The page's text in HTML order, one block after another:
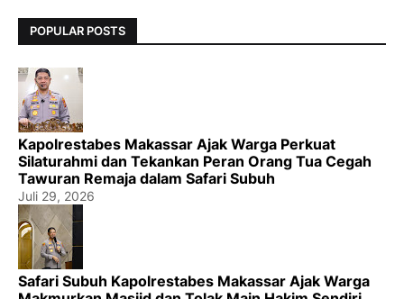
POPULAR POSTS
Kapolrestabes Makassar Ajak Warga Perkuat
Silaturahmi dan Tekankan Peran Orang Tua Cegah
Tawuran Remaja dalam Safari Subuh
Juli 29, 2026
Safari Subuh Kapolrestabes Makassar Ajak Warga